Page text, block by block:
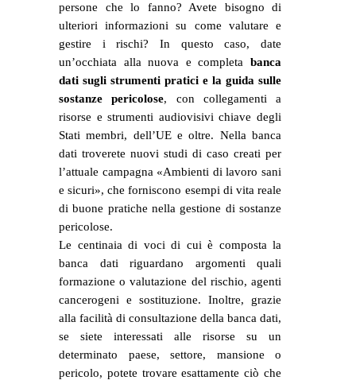
persone che lo fanno? Avete bisogno di
ulteriori informazioni su come valutare e
gestire i rischi? In questo caso, date
un’occhiata alla nuova e completa banca
dati sugli strumenti pratici e la guida sulle
sostanze pericolose, con collegamenti a
risorse e strumenti audiovisivi chiave degli
Stati membri, dell’UE e oltre. Nella banca
dati troverete nuovi studi di caso creati per
l’attuale campagna «Ambienti di lavoro sani
e sicuri», che forniscono esempi di vita reale
di buone pratiche nella gestione di sostanze
pericolose.
Le centinaia di voci di cui è composta la
banca dati riguardano argomenti quali
formazione o valutazione del rischio, agenti
cancerogeni e sostituzione. Inoltre, grazie
alla facilità di consultazione della banca dati,
se siete interessati alle risorse su un
determinato paese, settore, mansione o
pericolo, potete trovare esattamente ciò che